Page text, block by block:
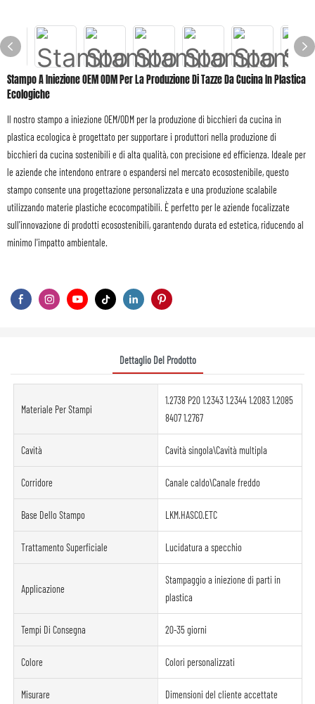
Stampo A Iniezione OEM ODM Per La Produzione Di Tazze Da Cucina In Plastica
Ecologiche
Il nostro stampo a iniezione OEM/ODM per la produzione di bicchieri da cucina in
plastica ecologica è progettato per supportare i produttori nella produzione di
bicchieri da cucina sostenibili e di alta qualità, con precisione ed efficienza. Ideale per
le aziende che intendono entrare o espandersi nel mercato ecosostenibile, questo
stampo consente una progettazione personalizzata e una produzione scalabile
utilizzando materie plastiche ecocompatibili. È perfetto per le aziende focalizzate
sull'innovazione di prodotti ecosostenibili, garantendo durata ed estetica, riducendo al
minimo l'impatto ambientale.
Dettaglio Del Prodotto
Materiale Per Stampi
1.2738 P20 1.2343 1.2344 1.2083 1.2085
8407 1.2767
Cavità Cavità singola\Cavità multipla
Corridore Canale caldo\Canale freddo
Base Dello Stampo LKM.HASCO.ETC
Trattamento Superficiale Lucidatura a specchio
Applicazione
Stampaggio a iniezione di parti in
plastica
Tempi Di Consegna 20-35 giorni
Colore Colori personalizzati
Misurare Dimensioni del cliente accettate